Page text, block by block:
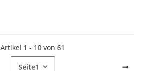
Artikel 1 - 10 von 61
Seite1